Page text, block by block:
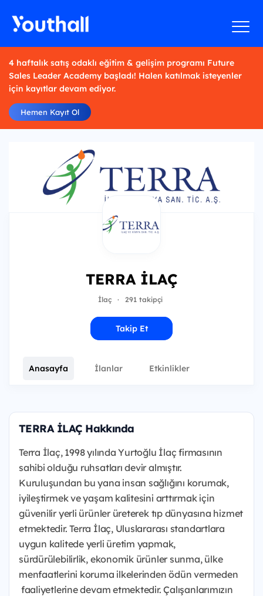
4 haftalık satış odaklı eğitim & gelişim programı Future
Sales Leader Academy başladı! Halen katılmak isteyenler
için kayıtlar devam ediyor.
Hemen Kayıt Ol
TERRA İLAÇ
İlaç · 291 takipçi
Takip Et
Anasayfa İlanlar Etkinlikler
TERRA İLAÇ Hakkında
Terra İlaç, 1998 yılında Yurtoğlu İlaç firmasının
sahibi olduğu ruhsatları devir almıştır.
Kuruluşundan bu yana insan sağlığını korumak,
iyileştirmek ve yaşam kalitesini arttırmak için
güvenilir yerli ürünler üreterek tıp dünyasına hizmet
etmektedir. Terra İlaç, Uluslararası standartlara
uygun kalitede yerli üretim yapmak,
sürdürülebilirlik, ekonomik ürünler sunma, ülke
menfaatlerini koruma ilkelerinden ödün vermeden
faaliyetlerine devam etmektedir. Çalışanlarımızın